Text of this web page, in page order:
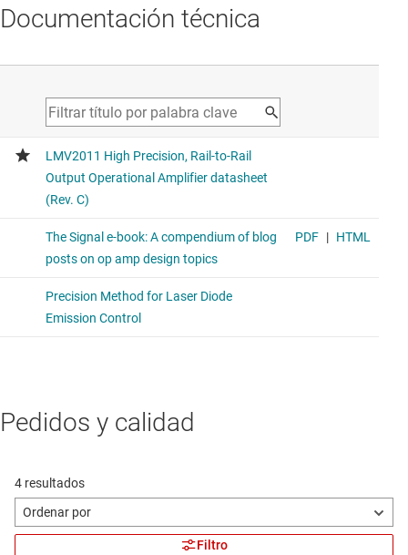
Documentación técnica
Pedidos y calidad